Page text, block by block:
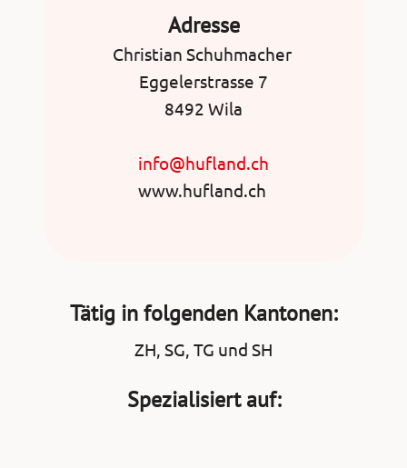
Adresse
Christian Schuhmacher
Eggelerstrasse 7
8492 Wila
info@hufland.ch
www.hufland.ch
Tätig in folgenden Kantonen:
ZH, SG, TG und SH
Spezialisiert auf: